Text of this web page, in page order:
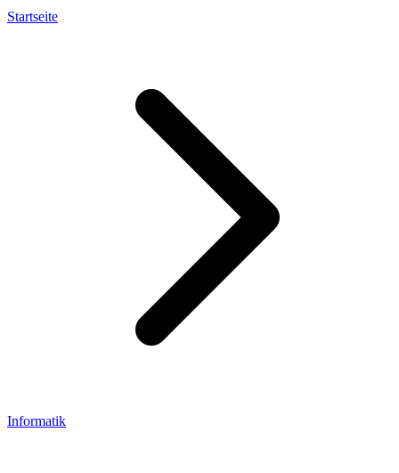
Startseite
Informatik